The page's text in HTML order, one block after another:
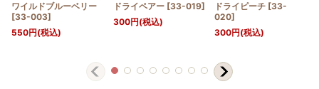
ワイルドブルーベリー
[33-003]
550円(税込)
ドライペアー [33-019]
300円(税込)
ドライピーチ [33-
020]
300円(税込)